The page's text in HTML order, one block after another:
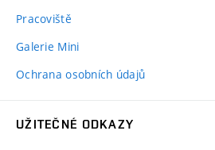
Pracoviště
Galerie Mini
Ochrana osobních údajů
UŽITEČNÉ ODKAZY